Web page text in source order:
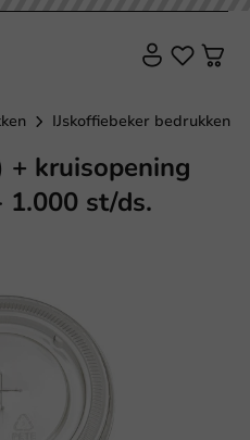
IJskoffiebeker bedrukken
+ kruisopening
st/ds.